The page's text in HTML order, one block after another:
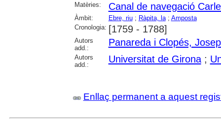
Matèries:
Canal de navegació
Àmbit: Ebre, riu; Ràpita, la; Amposta
Cronologia: [1759 - 1788]
Autors
add.:
Panareda i Clopés,
Autors
add.:
Universitat de Girona;
Enllaç permanent a aquest